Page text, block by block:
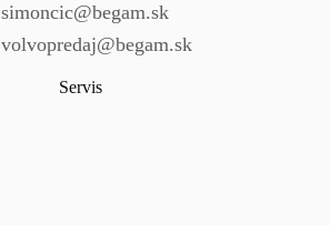
simoncic@begam.sk
volvopredaj@begam.sk
Servis